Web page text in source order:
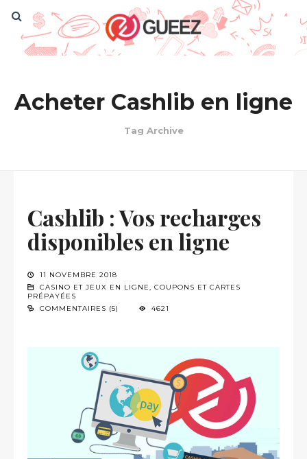
Acheter Cashlib en ligne
Tag Archive
Cashlib : Vos recharges
disponibles en ligne
11 NOVEMBRE 2018
CASINO ET JEUX EN LIGNE, COUPONS ET CARTES
PRÉPAYÉES
COMMENTAIRES (5)
4621